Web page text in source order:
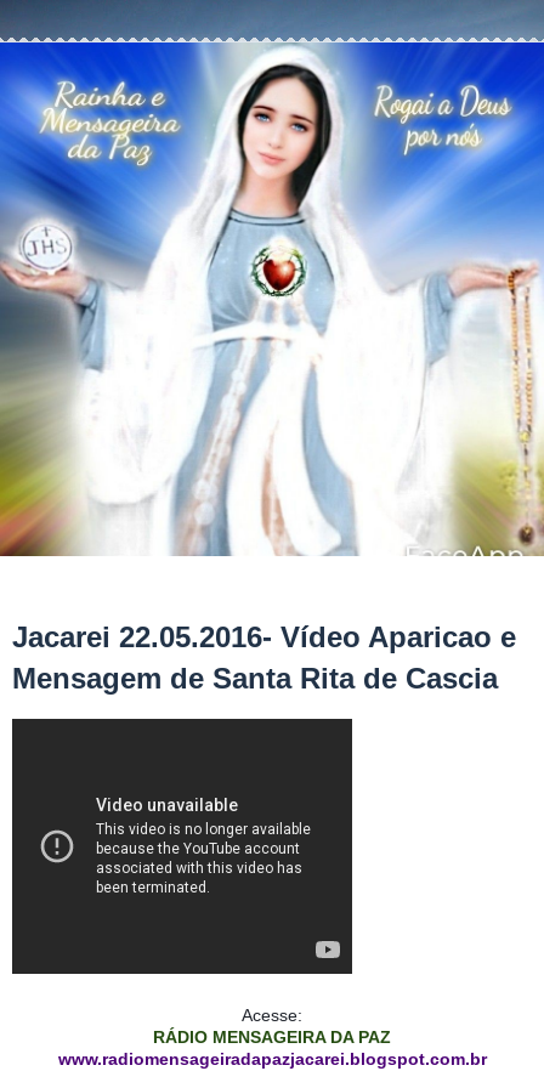
Jacarei 22.05.2016- Vídeo Aparicao e
Mensagem de Santa Rita de Cascia
Acesse:
RÁDIO MENSAGEIRA DA PAZ
www.radiomensageiradapazjacarei.blogspot.com.br